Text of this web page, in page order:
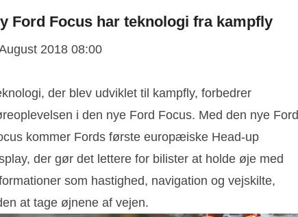
Ford Focus har teknologi fra kampfly
2018 08:00
der blev udviklet til kampfly, forbedrer
i den nye Ford Focus. Med den nye Ford
kommer Fords første europæiske Head-up
der gør det lettere for bilister at holde øje med
som hastighed, navigation og vejskilte,
at tage øjnene af vejen.